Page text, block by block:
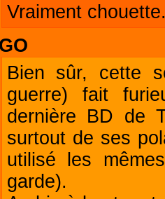
Vraiment
Bien sûr, cette
guerre) fait
dernière BD de
surtout de ses
utilisé les
garde).